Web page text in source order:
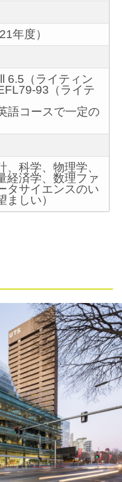
年度）
6.5（ライティン
93（ライテ
語コースで一定の
、科学、物理学、
経済学、数理ファ
タサイエンスのい
しい）